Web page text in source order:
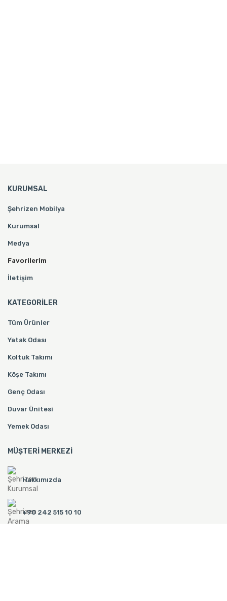
KURUMSAL
Şehrizen Mobilya
Kurumsal
Medya
Favorilerim
İletişim
KATEGORİLER
Tüm Ürünler
Yatak Odası
Koltuk Takımı
Köşe Takımı
Genç Odası
Duvar Ünitesi
Yemek Odası
MÜŞTERI MERKEZI
Hakkımızda
+90 242 515 10 10